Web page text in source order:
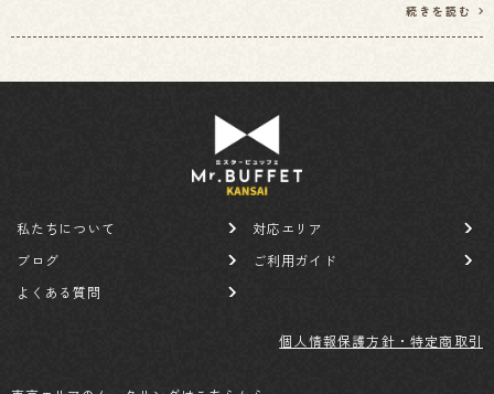
続きを読む
私たちについて
対応エリア
ブログ
ご利用ガイド
よくある質問
個人情報保護方針・特定商取引